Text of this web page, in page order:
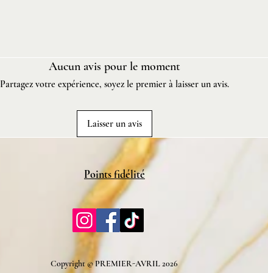
Aucun avis pour le moment
Partagez votre expérience, soyez le premier à laisser un avis.
Laisser un avis
Points fidélité
Copyright © PREMIER-AVRIL 2026